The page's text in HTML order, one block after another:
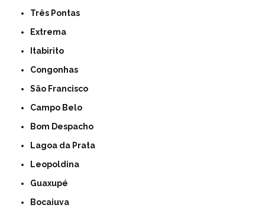
Três Pontas
Extrema
Itabirito
Congonhas
São Francisco
Campo Belo
Bom Despacho
Lagoa da Prata
Leopoldina
Guaxupé
Bocaiuva